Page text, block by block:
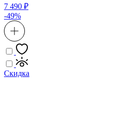
7 490 ₽
-49%
Скидка